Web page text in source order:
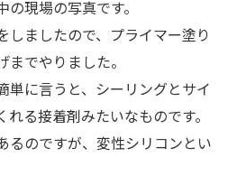
現場の写真です。
しましたので、プライマー塗り
でやりました。
単に言うと、シーリングとサイ
る接着剤みたいなものです。
るのですが、変性シリコンとい